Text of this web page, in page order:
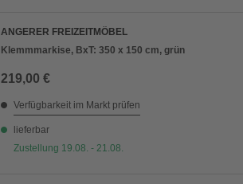
ANGERER FREIZEITMÖBEL
Klemmmarkise, BxT: 350 x 150 cm, grün
219,00 €
Verfügbarkeit im Markt prüfen
lieferbar
Zustellung 19.08. - 21.08.